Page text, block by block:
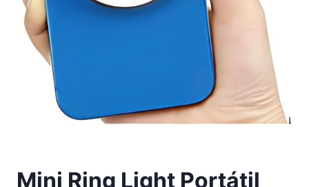
Mini Ring Light Portátil